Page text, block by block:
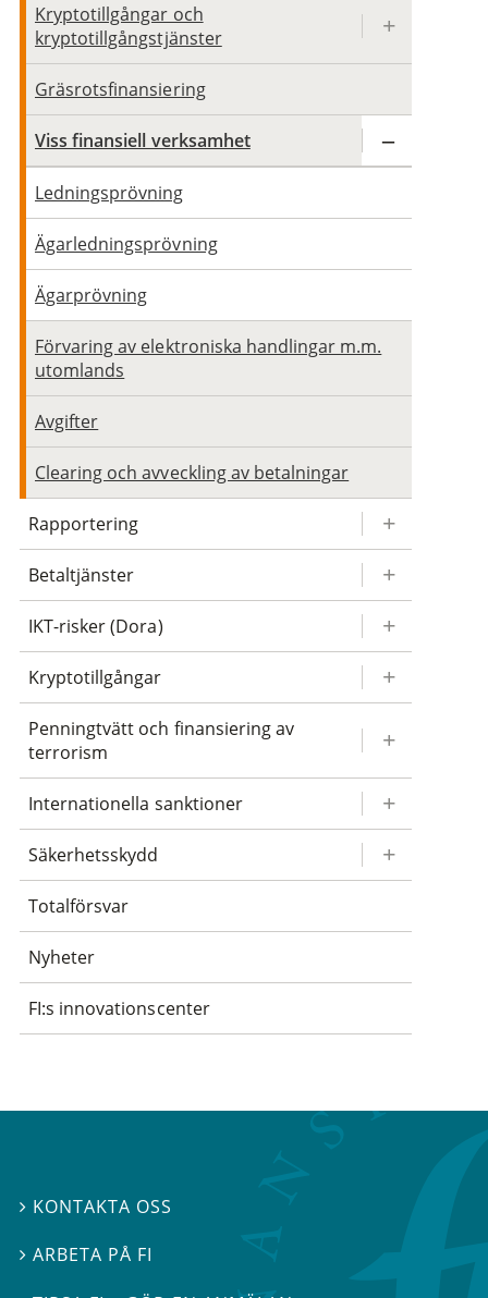
Kryptotillgångar och
kryptotillgångstjänster
Gräsrotsfinansiering
Viss finansiell verksamhet
Ledningsprövning
Ägarledningsprövning
Ägarprövning
Förvaring av elektroniska handlingar m.m.
utomlands
Avgifter
Clearing och avveckling av betalningar
Rapportering
Betaltjänster
IKT-risker (Dora)
Kryptotillgångar
Penningtvätt och finansiering av
terrorism
Internationella sanktioner
Säkerhetsskydd
Totalförsvar
Nyheter
FI:s innovationscenter
 KONTAKTA OSS
ARBETA PÅ FI